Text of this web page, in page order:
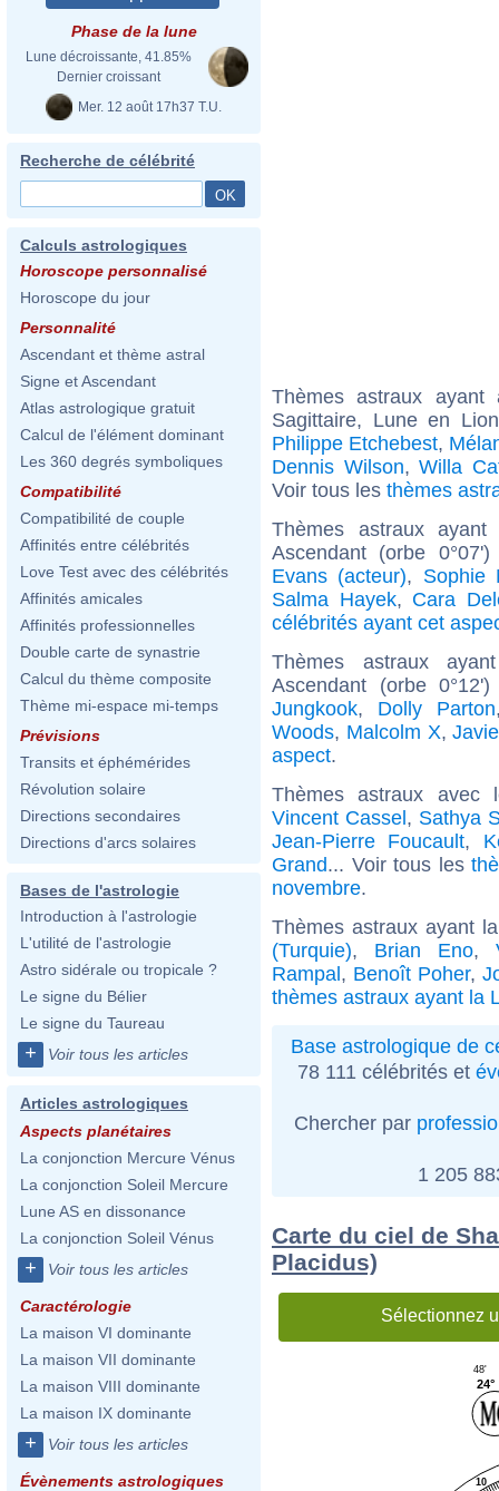
Phase de la lune
Lune décroissante, 41.85%
Dernier croissant
Mer. 12 août 17h37 T.U.
Recherche de célébrité
Calculs astrologiques
Horoscope personnalisé
Horoscope du jour
Personnalité
Ascendant et thème astral
Signe et Ascendant
Atlas astrologique gratuit
Calcul de l'élément dominant
Les 360 degrés symboliques
Compatibilité
Compatibilité de couple
Affinités entre célébrités
Love Test avec des célébrités
Affinités amicales
Affinités professionnelles
Double carte de synastrie
Calcul du thème composite
Thème mi-espace mi-temps
Prévisions
Transits et éphémérides
Révolution solaire
Directions secondaires
Directions d'arcs solaires
Bases de l'astrologie
Introduction à l'astrologie
L'utilité de l'astrologie
Astro sidérale ou tropicale ?
Le signe du Bélier
Le signe du Taureau
+ Voir tous les articles
Articles astrologiques
Aspects planétaires
La conjonction Mercure Vénus
La conjonction Soleil Mercure
Lune AS en dissonance
La conjonction Soleil Vénus
+ Voir tous les articles
Caractérologie
La maison VI dominante
La maison VII dominante
La maison VIII dominante
La maison IX dominante
+ Voir tous les articles
Évènements astrologiques
Thèmes astraux
Sagittaire, Lune en
Philippe Etchebest,
Dennis Wilson,Willa
Voir tous les thèmes
Thèmes astraux
Ascendant (orbe
Evans (acteur), Sophie
Salma Hayek, Cara
célébrités ayant cet
Thèmes astraux
Ascendant (orbe
Jungkook, Dolly Parton
Woods, Malcolm X,
aspect.
Thèmes astraux
Vincent Cassel, Sathya
Jean-Pierre Foucault,
Grand... Voir tous les
novembre.
Thèmes astraux ayant
(Turquie), Brian Eno,
Rampal, Benoît Poher,
thèmes astraux ayant la
Base astrologique de
78 111 célébrités et
Chercher par
1 205
Carte du ciel de
Placidus)
Sélectionnez
10
24°
48'